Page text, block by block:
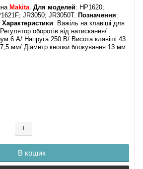
Makita .Для моделей: HP1620;
JR3050; JR3050T.
Позначення:
Характеристики: Важіль на клавіші для
оборотів від натискання/
6 А/ Напруга 250 В/ Висота клавіші 43
мм/ Діаметр кнопки блокування 13 мм.
+
В кошик